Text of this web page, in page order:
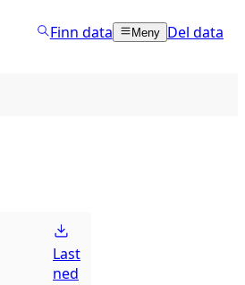
Finn data Meny Del data
Last
ned